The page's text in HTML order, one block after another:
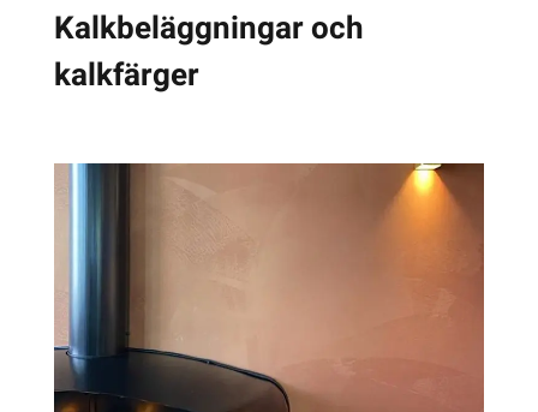
Kalkbeläggningar och
kalkfärger